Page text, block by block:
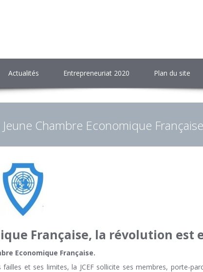
Actualités Entrepreneuriat 2020 Plan du site
Jeune Chambre Economique
Française, la révolution est
Economique Française.
et ses limites, la JCEF sollicite ses membres, porte-